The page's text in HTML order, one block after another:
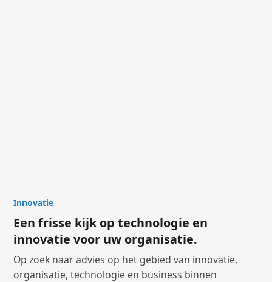
Innovatie
Een frisse kijk op technologie en
innovatie voor uw organisatie.
Op zoek naar advies op het gebied van innovatie,
organisatie, technologie en business binnen